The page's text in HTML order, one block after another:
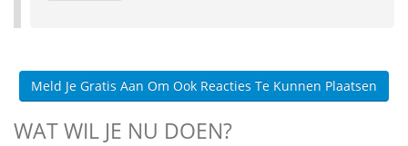
Meld Je Gratis Aan Om Ook Reacties Te Kunnen Plaatsen
WAT WIL JE NU DOEN?